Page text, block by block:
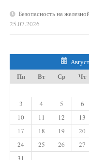
Безопасность на
25.07.2026
Пн Вт Ср Чт
3
4 5 6
10
11 12 13
17
18 19 20
24
25 26 27
31